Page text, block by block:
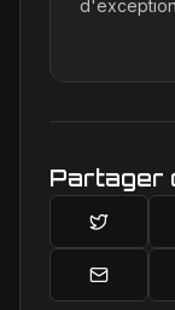
une
créations,
Partager